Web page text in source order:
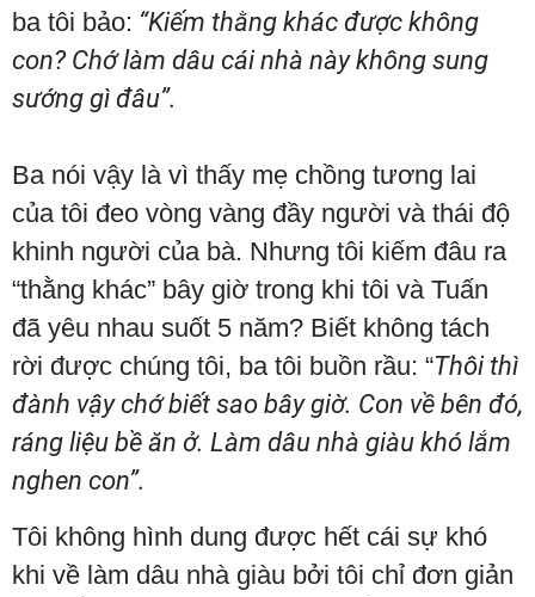
ba tôi bảo: “Kiếm thằng khác được không
con? Chớ làm dâu cái nhà này không sung
sướng gì đâu”.
Ba nói vậy là vì thấy mẹ chồng tương lai
của tôi đeo vòng vàng đầy người và thái độ
khinh người của bà. Nhưng tôi kiếm đâu ra
“thằng khác” bây giờ trong khi tôi và Tuấn
đã yêu nhau suốt 5 năm? Biết không tách
rời được chúng tôi, ba tôi buồn rầu: “Thôi thì
đành vậy chớ biết sao bây giờ. Con về bên đó,
ráng liệu bề ăn ở. Làm dâu nhà giàu khó lắm
nghen con”.
Tôi không hình dung được hết cái sự khó
khi về làm dâu nhà giàu bởi tôi chỉ đơn giản